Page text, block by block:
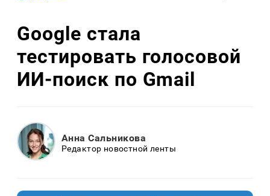
Google стала
тестировать голосовой
ИИ-поиск по Gmail
Анна Сальникова
Редактор новостной ленты